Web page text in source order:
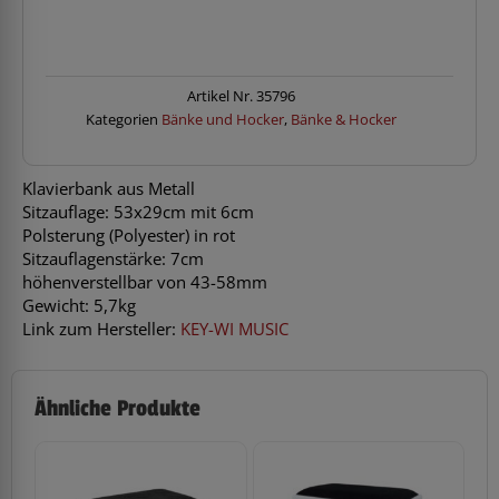
Artikel Nr.35796
Kategorien Bänke und Hocker, Bänke & Hocker
Klavierbank aus Metall
Sitzauflage: 53x29cm mit 6cm
Polsterung (Polyester) in rot
Sitzauflagenstärke: 7cm
höhenverstellbar von 43-58mm
Gewicht: 5,7kg
Link zum Hersteller: KEY-WI MUSIC
Ähnliche Produkte